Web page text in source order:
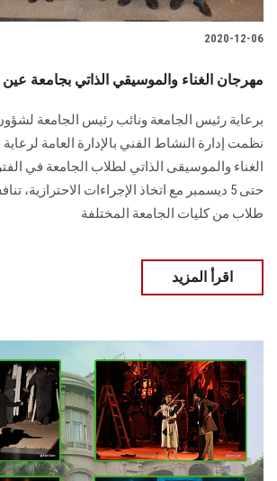
2020-12-06
مهرجان الغناء والموسيقي الذاتي بجامعة
برعاية رئيس الجامعة ونائب رئيس الجامعة
نظمت إدارة النشاط الفني بالإدارة العامة
حتى 5 ديسمبر مع اتخاذ الإجراءات
طلاب من كليات الجامعة المختلفة
اقرأ المزيد